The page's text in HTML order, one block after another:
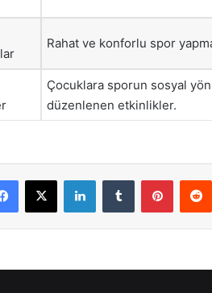
Rahat ve konforlu spor
Çocuklara sporun sosyal
düzenlenen etkinlikler.
Facebook
X LinkedInTumblr Pinterest